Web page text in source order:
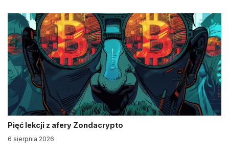
Pięć lekcji z afery Zondacrypto
6 sierpnia 2026